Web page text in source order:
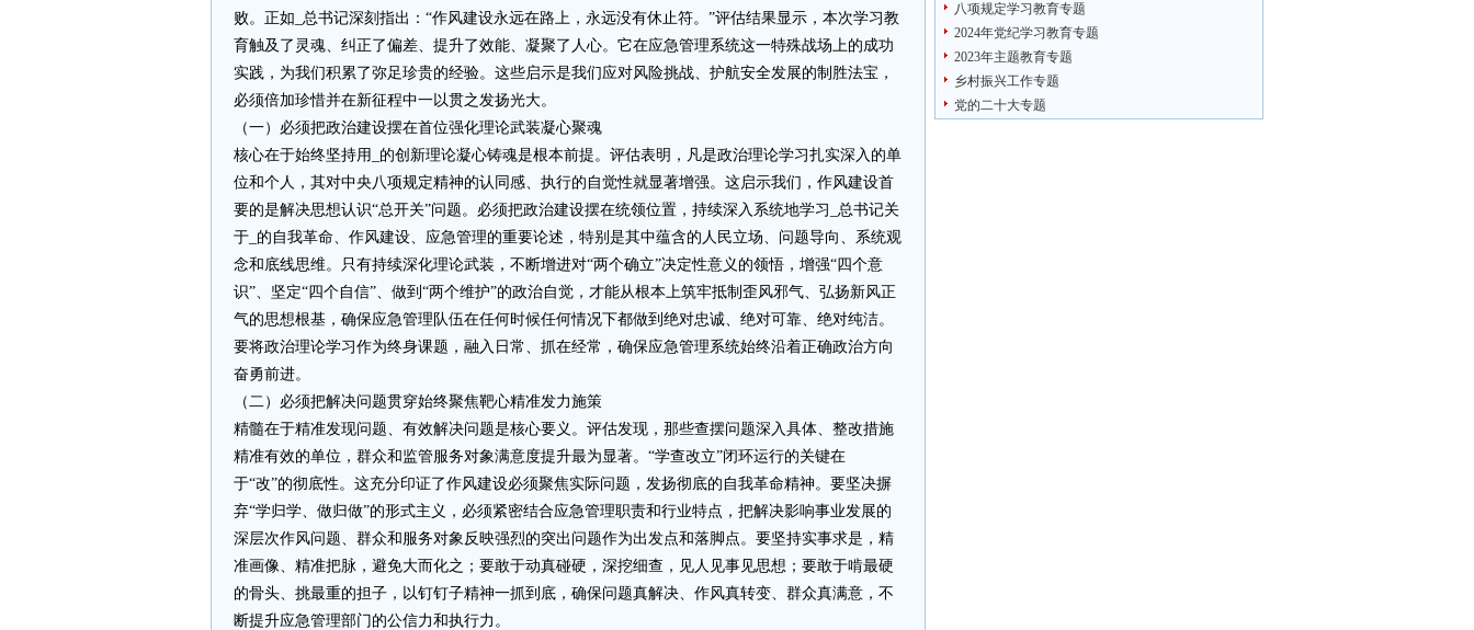
败。正如_总书记深刻指出：“作风建设永远在路上，永远没有休止符。”评估结果显示，本次学习教
育触及了灵魂、纠正了偏差、提升了效能、凝聚了人心。它在应急管理系统这一特殊战场上的成功
实践，为我们积累了弥足珍贵的经验。这些启示是我们应对风险挑战、护航安全发展的制胜法宝，
必须倍加珍惜并在新征程中一以贯之发扬光大。
（一）必须把政治建设摆在首位强化理论武装凝心聚魂
核心在于始终坚持用_的创新理论凝心铸魂是根本前提。评估表明，凡是政治理论学习扎实深入的单
位和个人，其对中央八项规定精神的认同感、执行的自觉性就显著增强。这启示我们，作风建设首
要的是解决思想认识“总开关”问题。必须把政治建设摆在统领位置，持续深入系统地学习_总书记关
于_的自我革命、作风建设、应急管理的重要论述，特别是其中蕴含的人民立场、问题导向、系统观
念和底线思维。只有持续深化理论武装，不断增进对“两个确立”决定性意义的领悟，增强“四个意
识”、坚定“四个自信”、做到“两个维护”的政治自觉，才能从根本上筑牢抵制歪风邪气、弘扬新风正
气的思想根基，确保应急管理队伍在任何时候任何情况下都做到绝对忠诚、绝对可靠、绝对纯洁。
要将政治理论学习作为终身课题，融入日常、抓在经常，确保应急管理系统始终沿着正确政治方向
奋勇前进。
（二）必须把解决问题贯穿始终聚焦靶心精准发力施策
精髓在于精准发现问题、有效解决问题是核心要义。评估发现，那些查摆问题深入具体、整改措施
精准有效的单位，群众和监管服务对象满意度提升最为显著。“学查改立”闭环运行的关键在
于“改”的彻底性。这充分印证了作风建设必须聚焦实际问题，发扬彻底的自我革命精神。要坚决摒
弃“学归学、做归做”的形式主义，必须紧密结合应急管理职责和行业特点，把解决影响事业发展的
深层次作风问题、群众和服务对象反映强烈的突出问题作为出发点和落脚点。要坚持实事求是，精
准画像、精准把脉，避免大而化之；要敢于动真碰硬，深挖细查，见人见事见思想；要敢于啃最硬
的骨头、挑最重的担子，以钉钉子精神一抓到底，确保问题真解决、作风真转变、群众真满意，不
断提升应急管理部门的公信力和执行力。
八项规定学习教育专题
2024年党纪学习教育专题
2023年主题教育专题
乡村振兴工作专题
党的二十大专题